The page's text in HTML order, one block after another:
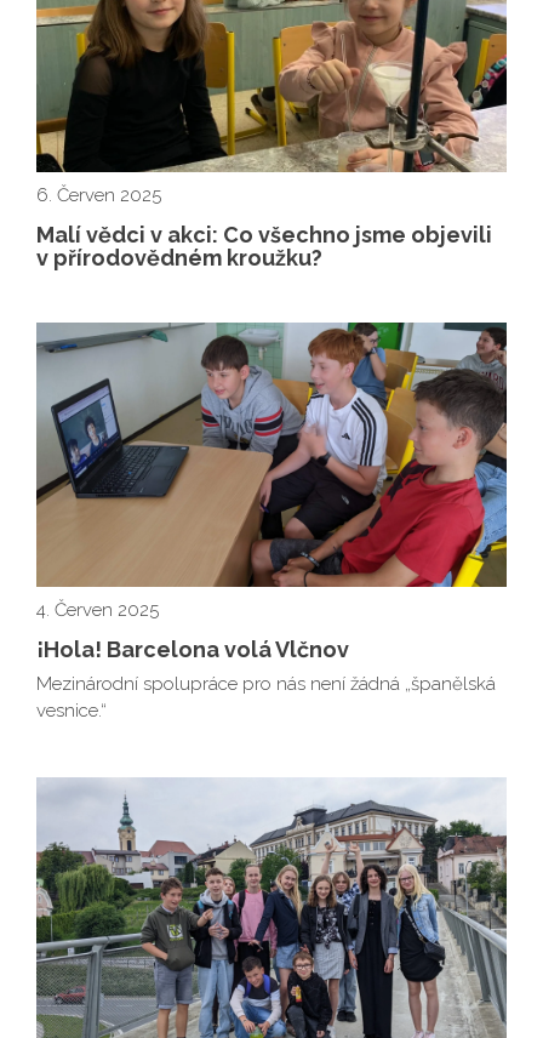
6. Červen 2025
Malí vědci v akci: Co všechno jsme objevili
v přírodovědném kroužku?
4. Červen 2025
¡Hola! Barcelona volá Vlčnov
Mezinárodní spolupráce pro nás není žádná „španělská
vesnice.“